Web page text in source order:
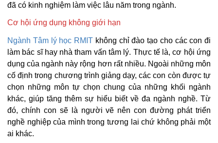
đã có kinh nghiệm làm việc lâu năm trong ngành.
Cơ hội ứng dụng không giới hạn
Ngành Tâm lý học RMIT không chỉ đào tạo cho các con đi
làm bác sĩ hay nhà tham vấn tâm lý. Thực tế là, cơ hội ứng
dụng của ngành này rộng hơn rất nhiều. Ngoài những môn
cố định trong chương trình giảng dạy, các con còn được tự
chọn những môn tự chọn chung của những khối ngành
khác, giúp tăng thêm sự hiểu biết về đa ngành nghề. Từ
đó, chính con sẽ là người vẽ nên con đường phát triển
nghề nghiệp của mình trong tương lai chứ không phải một
ai khác.